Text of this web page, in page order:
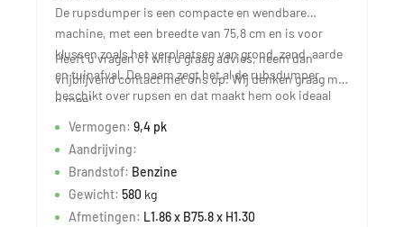
De rupsdumper is een compacte en wendbare
machine, met een breedte van 75,8 cm en is voor
klussen zoals het verplaatsen van grond, zand, aarde
en tuinafval. De naam zegt het al de rubsdumper
beschikt over rupsen en dat maakt hem ook ideaal
Heeft u vragen of wilt u graag advies, neem dan
vrijblijvend contact met ons op. Wij denken graag met
u mee!
Vermogen: 9,4 pk
Aandrijving:
Brandstof: Benzine
Gewicht: 580 kg
Afmetingen: L1.86 x B75.8 x H1.30